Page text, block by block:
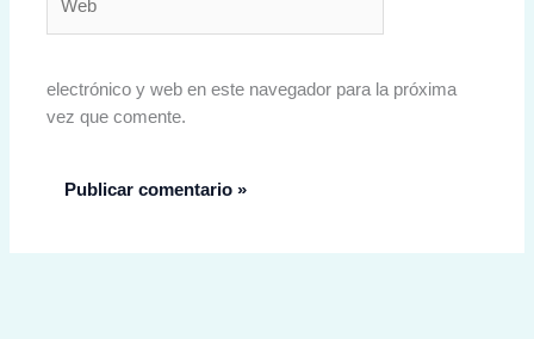
electrónico y web en este navegador para la próxima
vez que comente.